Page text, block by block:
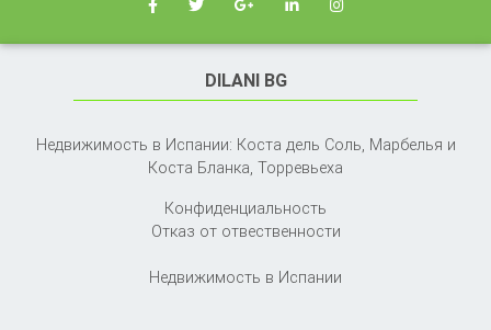
DILANI BG
Недвижимость в Испании: Коста дель Соль, Марбелья и
Коста Бланка, Торревьеха
Конфиденциальность
Отказ от отвественности
Недвижимость в Испании